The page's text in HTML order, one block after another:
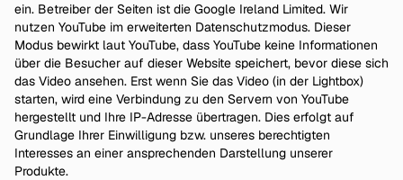
ein. Betreiber der Seiten ist die Google Ireland Limited. Wir
nutzen YouTube im erweiterten Datenschutzmodus. Dieser
Modus bewirkt laut YouTube, dass YouTube keine Informationen
über die Besucher auf dieser Website speichert, bevor diese sich
das Video ansehen. Erst wenn Sie das Video (in der Lightbox)
starten, wird eine Verbindung zu den Servern von YouTube
hergestellt und Ihre IP-Adresse übertragen. Dies erfolgt auf
Grundlage Ihrer Einwilligung bzw. unseres berechtigten
Interesses an einer ansprechenden Darstellung unserer
Produkte.